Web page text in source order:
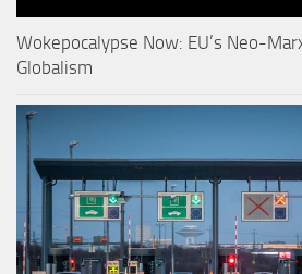
Wokepocalypse Now: EU’s Neo-
Globalism